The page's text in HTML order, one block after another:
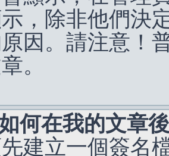
，除非他們決
因。請注意！
。
何在我的文章
建立一個簽名